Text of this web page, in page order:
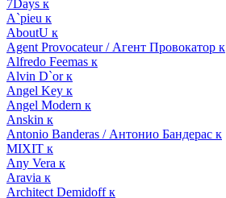
7Days к
A`pieu к
AboutU к
Agent Provocateur / Агент Провокатор к
Alfredo Feemas к
Alvin D`or к
Angel Key к
Angel Modern к
Anskin к
Antonio Banderas / Антонио Бандерас к
MIXIT к
Any Vera к
Aravia к
Architect Demidoff к